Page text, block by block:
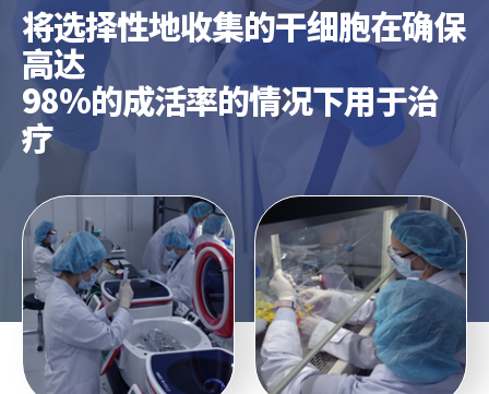
将选择性地收集的干细胞在确保
高达
98%的成活率的情况下用于治
疗